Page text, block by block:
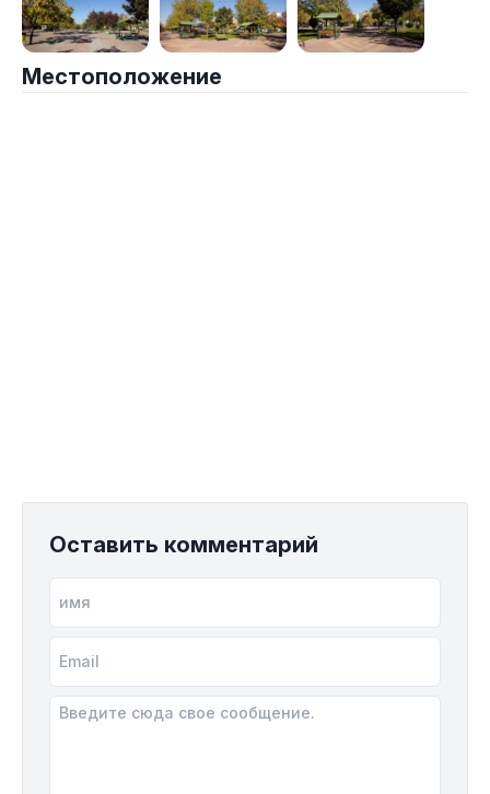
Местоположение
Оставить комментарий